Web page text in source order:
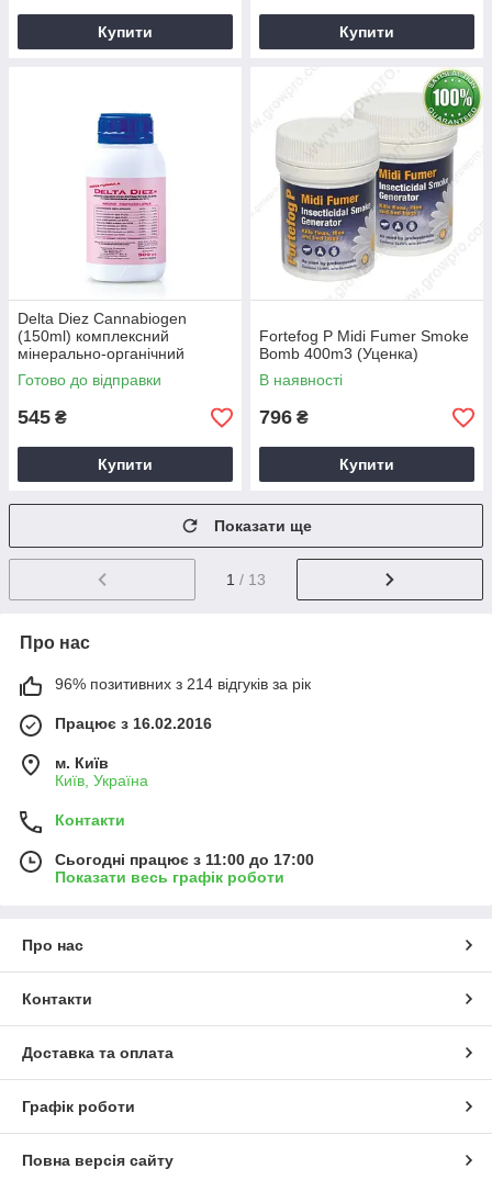
Купити Купити
Delta Diez Cannabiogen
(150ml) комплексний
мінерально-органічний
стимулятор цвітіння
Готово до відправки
545 ₴
Купити
Fortefog P Midi Fumer Smoke
Bomb 400m3 (Уценка)
В наявності
796 ₴
Купити
Показати ще
1 / 13
Про нас
96% позитивних з 214 відгуків за рік
Працює з 16.02.2016
м. Київ
Київ, Україна
Контакти
Сьогодні працює з 11:00 до 17:00
Показати весь графік роботи
Про нас
Контакти
Доставка та оплата
Графік роботи
Повна версія сайту